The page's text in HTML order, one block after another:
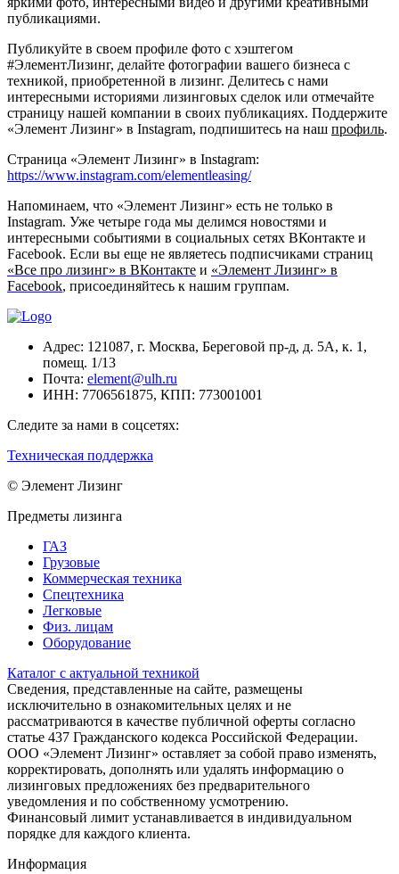
публикациями.
Публикуйте в своем профиле фото с хэштегом
#ЭлементЛизинг, делайте фотографии вашего бизнеса с
техникой, приобретенной в лизинг. Делитесь с нами
интересными историями лизинговых сделок или отмечайте
страницу нашей компании в своих публикациях. Поддержите
«Элемент Лизинг» в Instagram, подпишитесь на наш профиль.
Страница «Элемент Лизинг» в Instagram:
https://www.instagram.com/elementleasing/
Напоминаем, что «Элемент Лизинг» есть не только в
Instagram. Уже четыре года мы делимся новостями и
интересными событиями в социальных сетях ВКонтакте и
Facebook. Если вы еще не являетесь подписчиками страниц
«Все про лизинг» в ВКонтакте и «Элемент Лизинг» в
Facebook, присоединяйтесь к нашим группам.
Адрес: 121087, г. Москва, Береговой пр-д, д. 5А, к. 1,
помещ. 1/13
Почта: element@ulh.ru
ИНН: 7706561875, КПП: 773001001
Следите за нами в соцсетях:
Техническая поддержка
© Элемент Лизинг
Предметы лизинга
ГАЗ
Грузовые
Коммерческая техника
Спецтехника
Легковые
Физ. лицам
Оборудование
Каталог с актуальной техникой
Сведения, представленные на сайте, размещены
исключительно в ознакомительных целях и не
рассматриваются в качестве публичной оферты согласно
статье 437 Гражданского кодекса Российской Федерации.
ООО «Элемент Лизинг» оставляет за собой право изменять,
корректировать, дополнять или удалять информацию о
лизинговых предложениях без предварительного
уведомления и по собственному усмотрению.
Финансовый лимит устанавливается в индивидуальном
порядке для каждого клиента.
Информация